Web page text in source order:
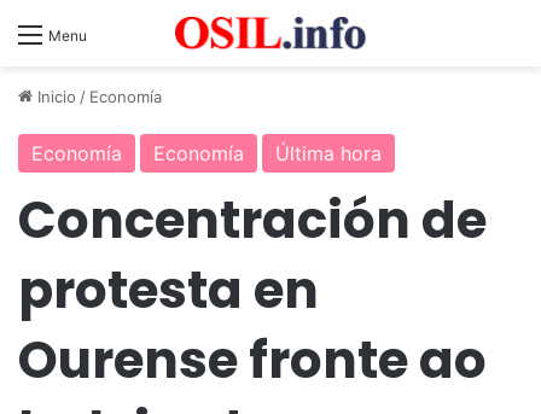
Menu
Inicio / Economía
Economía Economía Última hora
Concentración de
protesta en
Ourense fronte ao